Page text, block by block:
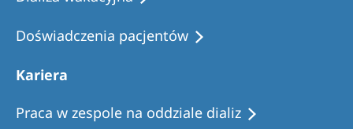
Doświadczenia pacjentów
Kariera
Praca w zespole na oddziale dializ